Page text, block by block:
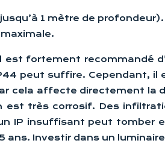
1 mètre de
fortement recommandé
peut suffire. Cependant, il
cela affecte directement la
très corrosif. Des
IP insuffisant peut tomber
ans. Investir dans un